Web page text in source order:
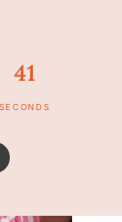
41
SECONDS